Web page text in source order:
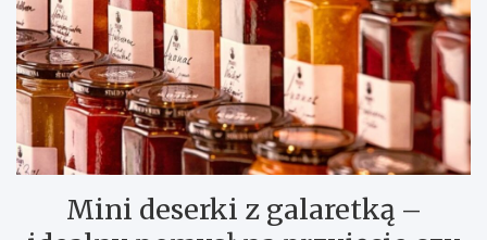
Mini deserki z galaretką –